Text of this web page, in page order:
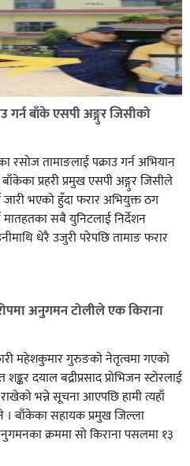
गर्न बाँके एसपी अङ्गुर जिसीको
रसोज तामाङलाई पक्राउ गर्न अभियान
प्रहरी प्रमुख एसपी अङ्गुर जिसीले
जारी भएको हुँदा फरार अभियुक्त ठग
मातहतका सबै युनिटलाई निर्देशन
धेरै उजुरी परेपछि तामाङ फरार
अनुगमन टोलीले एक किराना
महेशकुमार गुरुङको नेतृत्वमा गएको
दयाल बद्रीप्रसाद प्रोभिजन स्टोरलाई
भन्ने सूचना आएपछि हामी त्यहाँ
। बाँकेका सहायक प्रमुख जिल्ला
क्रममा सो किराना पसलमा १३